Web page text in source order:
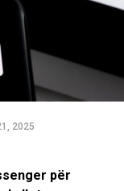
2025
për